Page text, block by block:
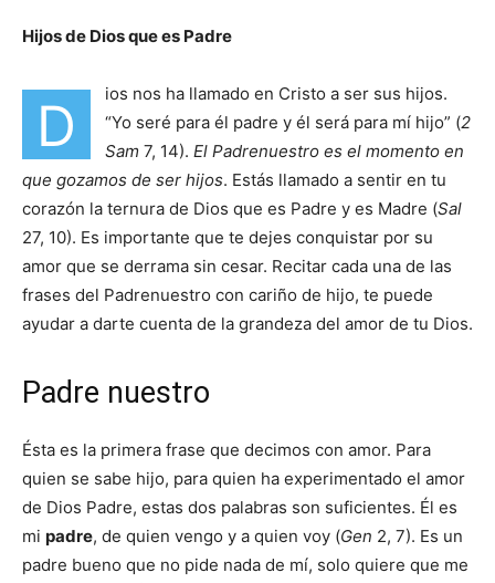
Hijos de Dios que es Padre
D
ios nos ha llamado en Cristo a ser sus hijos.
“Yo seré para él padre y él será para mí hijo” (2
Sam 7, 14). El Padrenuestro es el momento en
que gozamos de ser hijos. Estás llamado a sentir en tu
corazón la ternura de Dios que es Padre y es Madre (Sal
27, 10). Es importante que te dejes conquistar por su
amor que se derrama sin cesar. Recitar cada una de las
frases del Padrenuestro con cariño de hijo, te puede
ayudar a darte cuenta de la grandeza del amor de tu Dios.
Padre nuestro
Ésta es la primera frase que decimos con amor. Para
quien se sabe hijo, para quien ha experimentado el amor
de Dios Padre, estas dos palabras son suficientes. Él es
mi padre, de quien vengo y a quien voy (Gen 2, 7). Es un
padre bueno que no pide nada de mí, solo quiere que me